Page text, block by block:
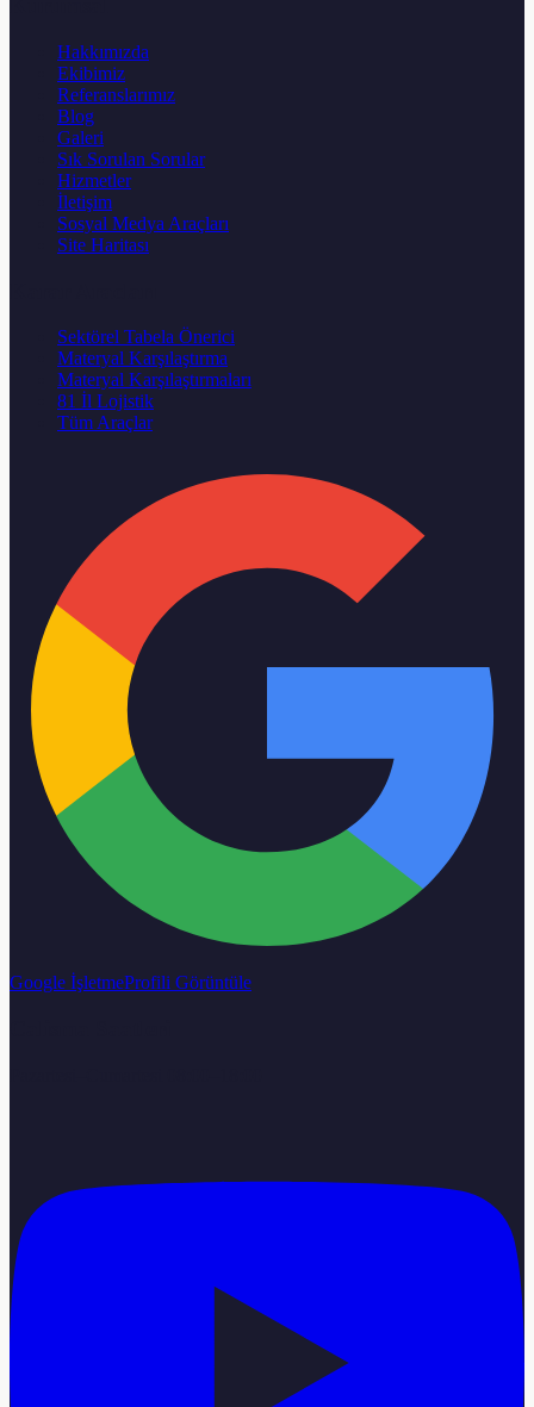
Hakkımızda
Ekibimiz
Referanslarımız
Blog
Galeri
Sık Sorulan Sorular
Hizmetler
İletişim
Sosyal Medya Araçları
Site Haritası
Sektörel Tabela Önerici
Materyal Karşılaştırma
Materyal Karşılaştırmaları
81 İl Lojistik
Tüm Araçlar
Google İşletmeProfili Görüntüle